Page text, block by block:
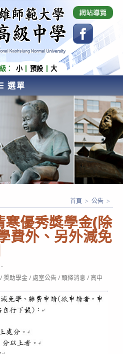
學 Affiliated Senior
Normal
： 小 預設 大
選單
SCHOOL OF NATIONAL
UNIVERSITY
優秀獎學金(除
費外、另外減免
首頁 > 公告 >
/獎助學金/處室公告/頭條消息 /高中